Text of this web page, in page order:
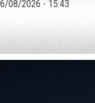
08/2026 - 15:43